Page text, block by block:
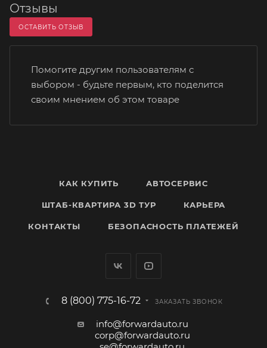
Отзывы
ОСТАВИТЬ ОТЗЫВ
Помогите другим пользователям с
выбором - будьте первым, кто поделится
своим мнением об этом товаре
КАК КУПИТЬ АВТОСЕРВИС
ШТАБ-КВАРТИРА 3D ТУР КАРЬЕРА
КОНТАКТЫ БЕЗОПАСНОСТЬ ПЛАТЕЖЕЙ
8 (800) 775-16-72 ЗАКАЗАТЬ ЗВОНОК
info@forwardauto.ru
corp@forwardauto.ru